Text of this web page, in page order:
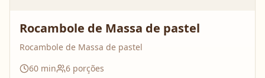
Rocambole de Massa de pastel
Rocambole de Massa de pastel
60 min 6 porções